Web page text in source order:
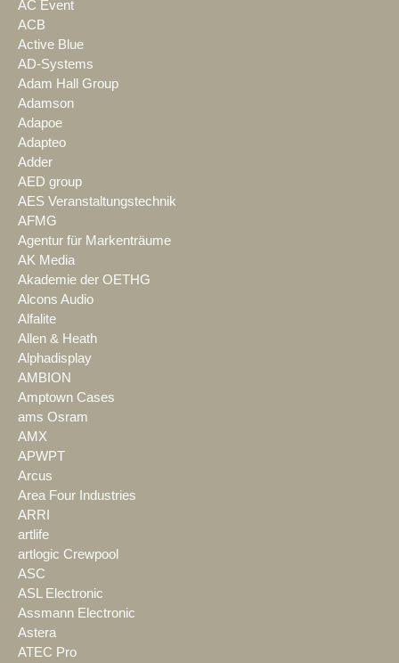
AC Event
ACB
Active Blue
AD-Systems
Adam Hall Group
Adamson
Adapoe
Adapteo
Adder
AED group
AES Veranstaltungstechnik
AFMG
Agentur für Markenträume
AK Media
Akademie der OETHG
Alcons Audio
Alfalite
Allen & Heath
Alphadisplay
AMBION
Amptown Cases
ams Osram
AMX
APWPT
Arcus
Area Four Industries
ARRI
artlife
artlogic Crewpool
ASC
ASL Electronic
Assmann Electronic
Astera
ATEC Pro